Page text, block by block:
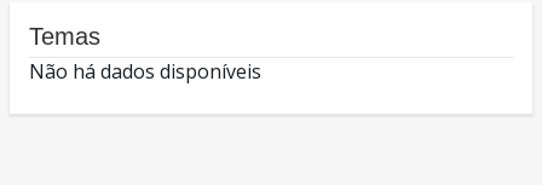
Temas
Não há dados disponíveis